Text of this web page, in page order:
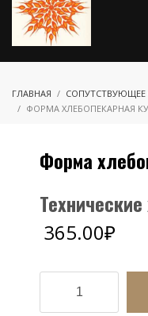
ГЛАВНАЯ
ФОРМА ХЛЕБОПЕКАРНАЯ
Форма
365.00₽
Количество
товара
Форма